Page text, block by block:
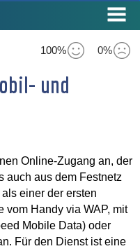
100% 0%
und
Online-Zugang an, der
auch aus dem Festnetz
einer der ersten
vom Handy via WAP, mit
Mobile Data) oder
Für den Dienst ist eine